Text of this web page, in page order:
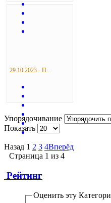
29.10.2023 - П...
Упорядочивание
Показать
Назад 1 2 3 4Вперёд
Страница 1 из 4
Рейтинг
Оценить эту